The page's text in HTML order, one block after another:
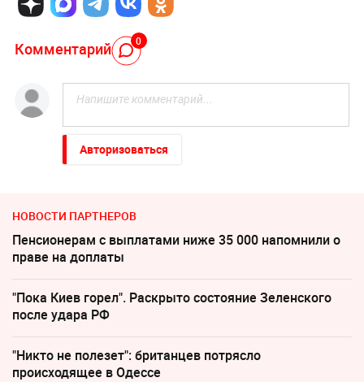
Комментарий 0
Авторизоваться
НОВОСТИ ПАРТНЕРОВ
Пенсионерам с выплатами ниже 35 000 напомнили о
праве на доплаты
"Пока Киев горел". Раскрыто состояние Зеленского
после удара РФ
"Никто не полезет": британцев потрясло
происходящее в Одессе